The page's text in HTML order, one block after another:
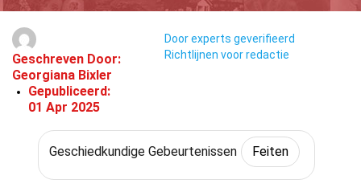
Geschreven Door:
Georgiana Bixler
Gepubliceerd:
01 Apr 2025
Door experts geverifieerd
Richtlijnen voor redactie
Geschiedkundige Gebeurtenissen Feiten